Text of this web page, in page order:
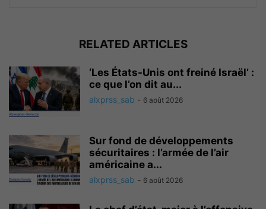
RELATED ARTICLES
‘Les États-Unis ont freiné Israël’ :
ce que l’on dit au...
alxprss_sab - 6 août 2026
Sur fond de développements
sécuritaires : l’armée de l’air
américaine a...
alxprss_sab - 6 août 2026